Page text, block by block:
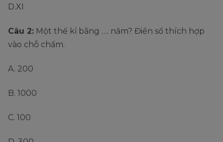
D.XI
Câu 2: Một thế kỉ bằng …. năm? Điền số thích hợp
vào chỗ chấm.
A. 200
B. 1000
C. 100